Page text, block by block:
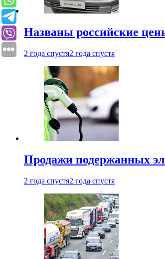
Названы российские
2 года спустя2 года спустя
Продажи подержанных
2 года спустя2 года спустя